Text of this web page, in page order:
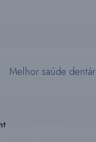
Melhor saúde